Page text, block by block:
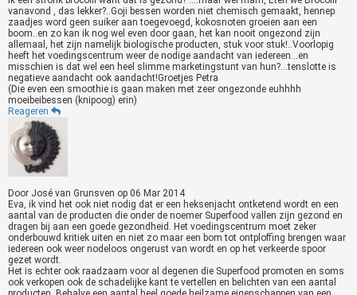
vanavond , das lekker?..Goji bessen worden niet chemisch gemaakt, hennep
zaadjes word geen suiker aan toegevoegd, kokosnoten groeien aan een
boom..en zo kan ik nog wel even door gaan, het kan nooit ongezond zijn
allemaal, het zijn namelijk biologische producten, stuk voor stuk!..Voorlopig
heeft het voedingscentrum weer de nodige aandacht van iedereen...en
misschien is dat wel een heel slimme marketingstunt van hun?...tenslotte is
negatieve aandacht ook aandacht!Groetjes Petra
(Die even een smoothie is gaan maken met zeer ongezonde euhhhh
moeibeibessen (knipoog) erin)
Reageren
Door José van Grunsven op 06 Mar 2014
Eva, ik vind het ook niet nodig dat er een heksenjacht ontketend wordt en een
aantal van de producten die onder de noemer Superfood vallen zijn gezond en
dragen bij aan een goede gezondheid. Het voedingscentrum moet zeker
onderbouwd kritiek uiten en niet zo maar een bom tot ontploffing brengen waar
iedereen ook weer nodeloos ongerust van wordt en op het verkeerde spoor
gezet wordt.
Het is echter ook raadzaam voor al degenen die Superfood promoten en soms
ook verkopen ook de schadelijke kant te vertellen en belichten van een aantal